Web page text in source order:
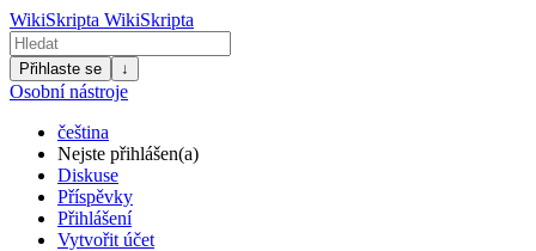
WikiSkripta WikiSkripta
Přihlaste se ↓
Osobní nástroje
čeština
Nejste přihlášen(a)
Diskuse
Příspěvky
Přihlášení
Vytvořit účet